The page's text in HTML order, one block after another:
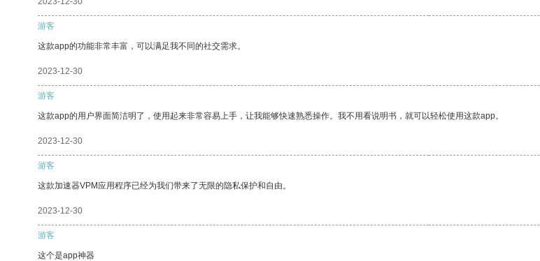
游客
这款app的功能非常丰富，可以满足我不同的社交需求。
2023-12-30
游客
这款app的用户界面简洁明了，使用起来非常容易上手，让我能够快速熟悉操作。我不用看说明书，就可以轻松使用这款app。
2023-12-30
游客
这款加速器VPM应用程序已经为我们带来了无限的隐私保护和自由。
2023-12-30
游客
这个是app神器